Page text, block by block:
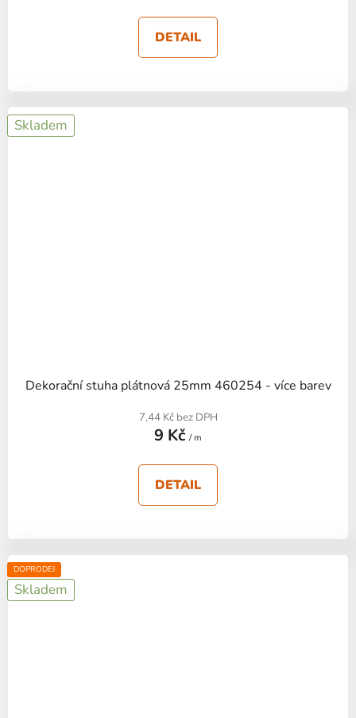
DETAIL
Skladem
Dekorační stuha plátnová 25mm 460254 - více barev
7,44 Kč bez DPH
9 Kč / m
DETAIL
DOPRODEJ
Skladem